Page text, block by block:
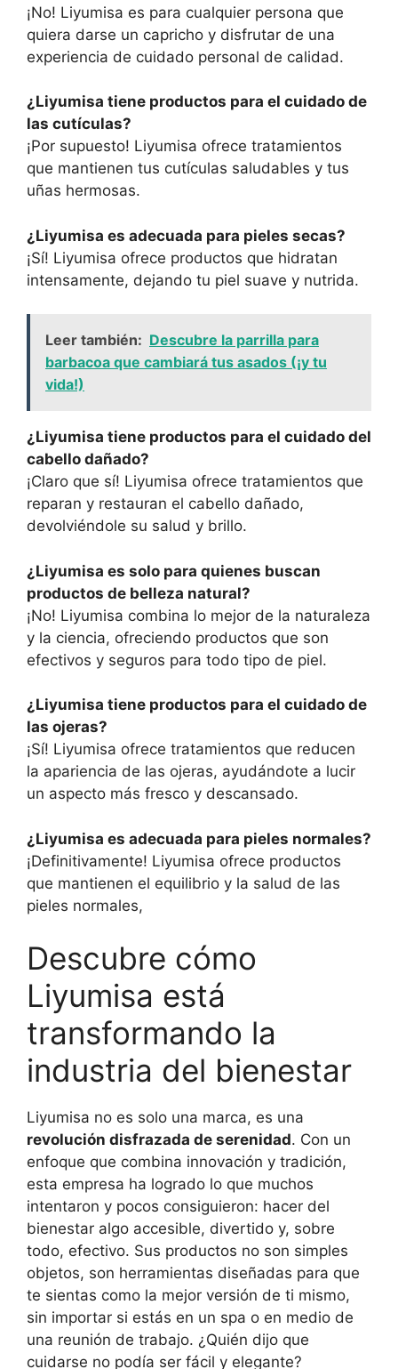
¡No! Liyumisa es para cualquier persona que
quiera darse un capricho y disfrutar de una
experiencia de cuidado personal de calidad.
¿Liyumisa tiene productos para el cuidado de
las cutículas?
¡Por supuesto! Liyumisa ofrece tratamientos
que mantienen tus cutículas saludables y tus
uñas hermosas.
¿Liyumisa es adecuada para pieles secas?
¡Sí! Liyumisa ofrece productos que hidratan
intensamente, dejando tu piel suave y nutrida.
Leer también: Descubre la parrilla para
barbacoa que cambiará tus asados (¡y tu
vida!)
¿Liyumisa tiene productos para el cuidado del
cabello dañado?
¡Claro que sí! Liyumisa ofrece tratamientos que
reparan y restauran el cabello dañado,
devolviéndole su salud y brillo.
¿Liyumisa es solo para quienes buscan
productos de belleza natural?
¡No! Liyumisa combina lo mejor de la naturaleza
y la ciencia, ofreciendo productos que son
efectivos y seguros para todo tipo de piel.
¿Liyumisa tiene productos para el cuidado de
las ojeras?
¡Sí! Liyumisa ofrece tratamientos que reducen
la apariencia de las ojeras, ayudándote a lucir
un aspecto más fresco y descansado.
¿Liyumisa es adecuada para pieles normales?
¡Definitivamente! Liyumisa ofrece productos
que mantienen el equilibrio y la salud de las
pieles normales,
Descubre cómo
Liyumisa está
transformando la
industria del bienestar
Liyumisa no es solo una marca, es una
revolución disfrazada de serenidad. Con un
enfoque que combina innovación y tradición,
esta empresa ha logrado lo que muchos
intentaron y pocos consiguieron: hacer del
bienestar algo accesible, divertido y, sobre
todo, efectivo. Sus productos no son simples
objetos, son herramientas diseñadas para que
te sientas como la mejor versión de ti mismo,
sin importar si estás en un spa o en medio de
una reunión de trabajo. ¿Quién dijo que
cuidarse no podía ser fácil y elegante?